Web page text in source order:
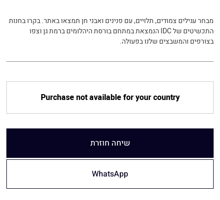
מבחר עגילים צמודים, תלויים, עם פנינים ואבני חן תמצאו באתר. בקרו בחנות
התכשיטים של IDC הנמצאת במתחם בורסת היהלומים ברמת גן וצפו
בצורפים והמשבצים שלנו בפעולה.
Purchase not available for your country
שיחה חוזרת
WhatsApp